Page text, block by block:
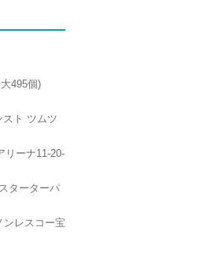
495個)
スト ツムツ
リーナ11-20-
ターターパ
ンレスコー宝